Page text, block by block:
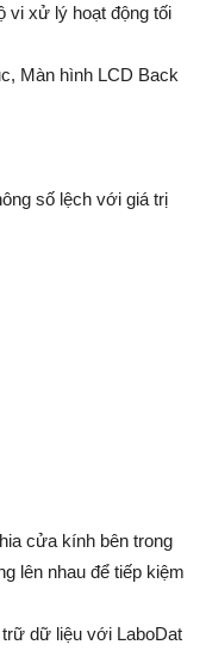
vi xử lý hoạt động tối
Màn hình LCD Back
số lệch với giá trị
cửa kính bên trong
lên nhau để tiếp kiệm
dữ liệu với LaboDat